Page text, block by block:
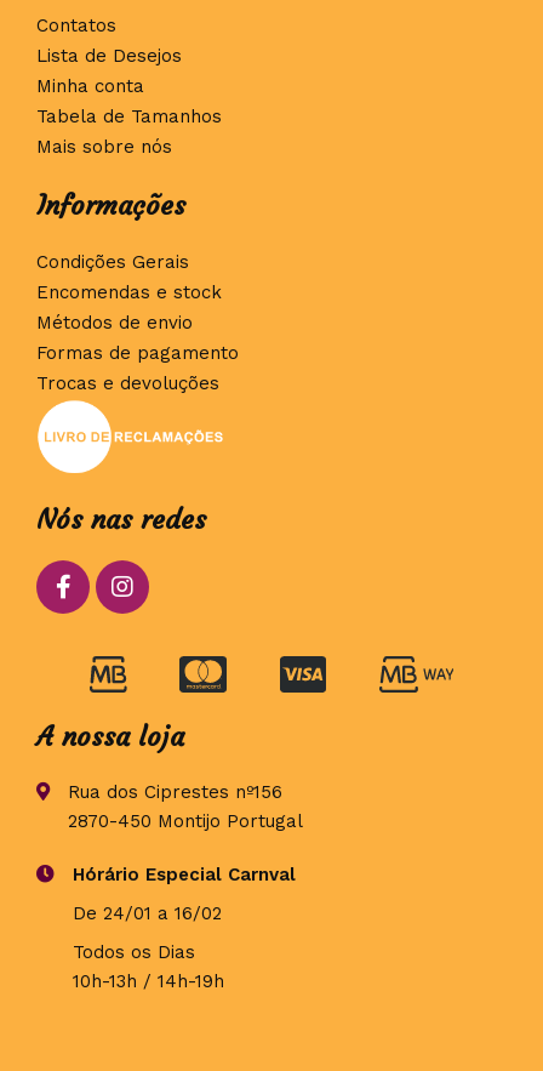
Contatos
Lista de Desejos
Minha conta
Tabela de Tamanhos
Mais sobre nós
Informações
Condições Gerais
Encomendas e stock
Métodos de envio
Formas de pagamento
Trocas e devoluções
Nós nas redes
A nossa loja
Rua dos Ciprestes nº156
2870-450 Montijo Portugal
Hórário Especial Carnval
De 24/01 a 16/02
Todos os Dias
10h-13h / 14h-19h